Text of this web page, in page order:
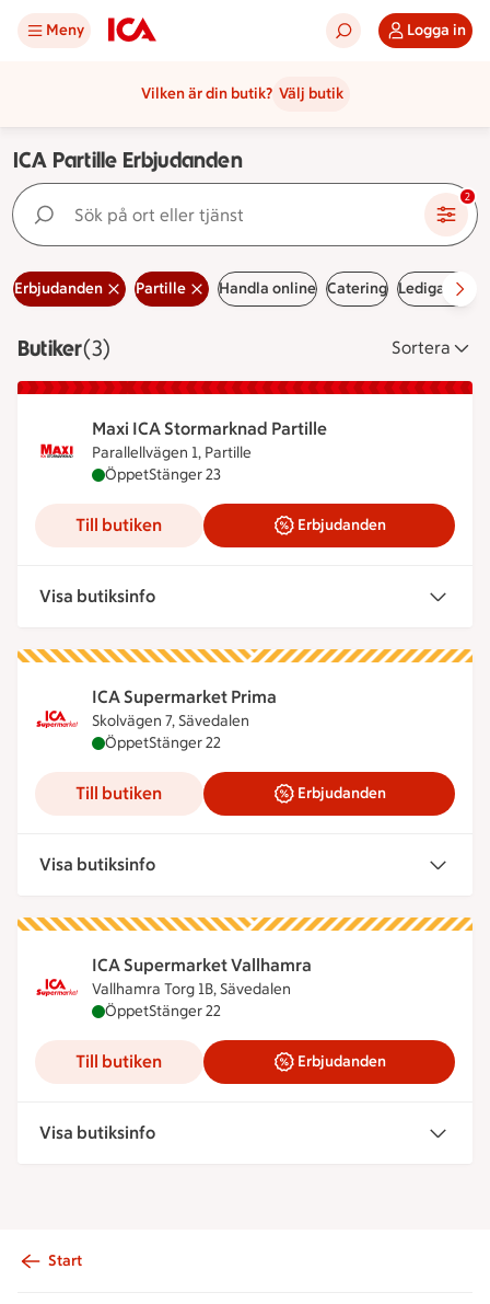
Meny Logga in
Vilken är din butik? Välj butik
ICA Partille Erbjudanden
Sök på ort eller tjänst 2
Erbjudanden Partille Handla online Catering Lediga jobb
ButikerVisar 3 stycken
(3) Sortera
Maxi ICA Stormarknad Partille
Parallellvägen 1, Partille
Maxi ICA Stormarknad Partille är öppen nu,
ÖppetStänger 23
Till butiken Erbjudanden
Visa butiksinfo
ICA Supermarket Prima
Skolvägen 7, Sävedalen
ICA Supermarket Prima är öppen nu, stänger
ÖppetStänger 22
Till butiken Erbjudanden
Visa butiksinfo
ICA Supermarket Vallhamra
Vallhamra Torg 1B, Sävedalen
ICA Supermarket Vallhamra är öppen nu, stänger
ÖppetStänger 22
Till butiken Erbjudanden
Visa butiksinfo
Start